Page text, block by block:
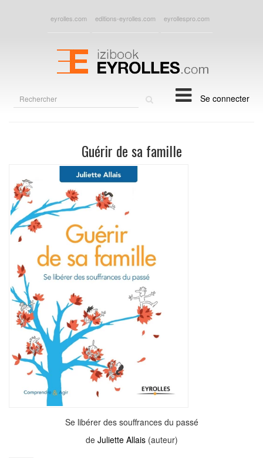
eyrolles.com editions-eyrolles.com eyrollespro.com
Se connecter
Guérir de sa famille
Se libérer des souffrances du passé
de Juliette Allais(auteur)